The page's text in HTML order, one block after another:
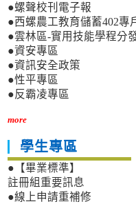
●螺聲校刊電子報
●西螺農工教育儲蓄402專
●雲林區-實用技能學程分
●資安專區
●資訊安全政策
●性平專區
●反霸凌專區
more
學生專區
●【畢業標準】
註冊組重要訊息
●線上申請重補修